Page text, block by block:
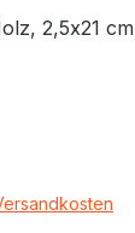
2,5x21 cm